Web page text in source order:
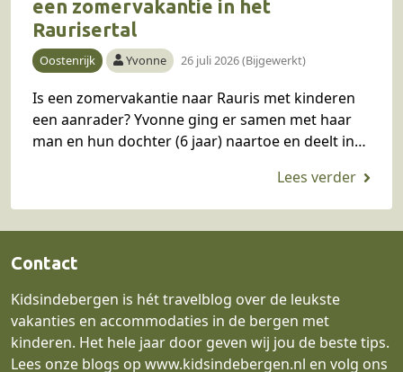
een zomervakantie in het
Raurisertal
Oostenrijk Yvonne 26 juli 2026 (Bijgewerkt)
Is een zomervakantie naar Rauris met kinderen
een aanrader? Yvonne ging er samen met haar
man en hun dochter (6 jaar) naartoe en deelt in
Contact
Kidsindebergen is hét travelblog over de leukste
vakanties en accommodaties in de bergen met
kinderen. Het hele jaar door geven wij jou de beste tips.
Lees onze blogs op www.kidsindebergen.nl en volg ons